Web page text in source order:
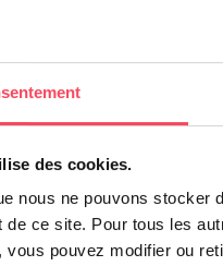
des cookies.
nous ne pouvons stocker
de ce site. Pour tous les
vous pouvez modifier ou